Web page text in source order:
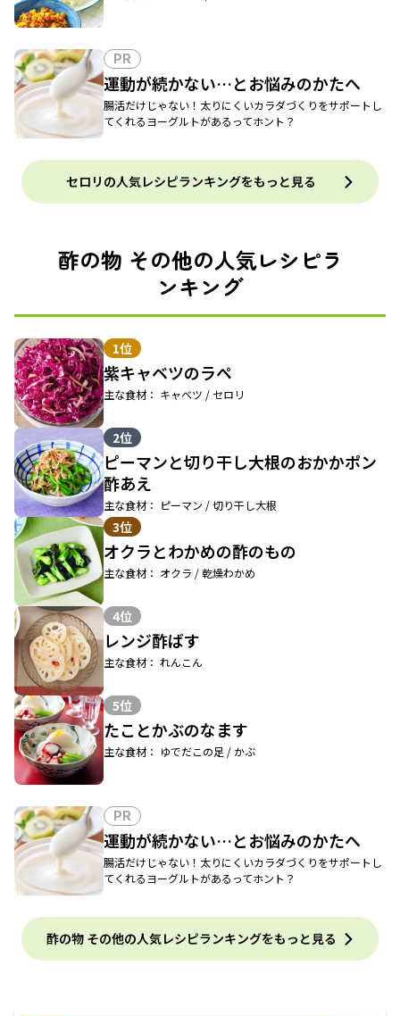
PR
運動が続かない…とお悩みのかたへ
腸活だけじゃない！太りにくいカラダづくりをサポートし
てくれるヨーグルトがあるってホント？
セロリの人気レシピランキングをもっと見る
酢の物 その他の人気レシピラ
ンキング
1位
紫キャベツのラペ
主な食材： キャベツ / セロリ
2位
ピーマンと切り干し大根のおかかポン
酢あえ
主な食材： ピーマン / 切り干し大根
3位
オクラとわかめの酢のもの
主な食材： オクラ / 乾燥わかめ
4位
レンジ酢ばす
主な食材： れんこん
5位
たことかぶのなます
主な食材： ゆでだこの足 / かぶ
PR
運動が続かない…とお悩みのかたへ
腸活だけじゃない！太りにくいカラダづくりをサポートし
てくれるヨーグルトがあるってホント？
酢の物 その他の人気レシピランキングをもっと見る